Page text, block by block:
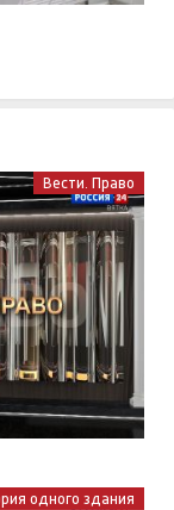
Вести. Право
одного здания